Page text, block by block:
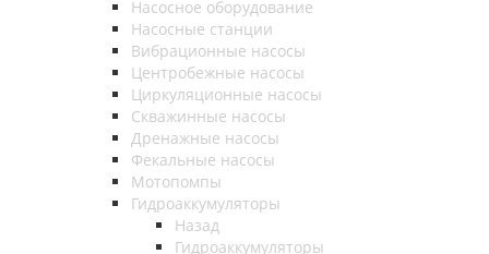
Насосное оборудование
Насосные станции
Вибрационные насосы
Центробежные насосы
Циркуляционные насосы
Скважинные насосы
Дренажные насосы
Фекальные насосы
Мотопомпы
Гидроаккумуляторы
Назад
Гидроаккумуляторы